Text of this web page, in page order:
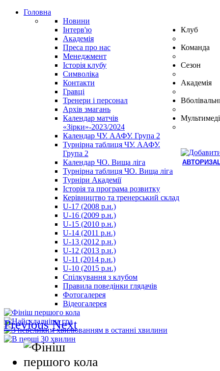
Головна
Новини
Інтерв'ю
Академія
Преса про нас
Клуб
Менеджмент
Історія клубу
Символіка
Контакти
Команда
Гравці
Тренери і персонал
Архів змагань
Сезон
Календар матчів
«Зірки»-2023/2024
Календар ЧУ. ААФУ. Група 2
Турнірна таблиця ЧУ. ААФУ.
Група 2
Календар ЧО. Вища ліга
Турнірна таблиця ЧО. Вища ліга
Академія
Турніри Академії
Історія та програма розвитку
Керівництво та тренерський склад
U-17 (2008 р.н.)
U-16 (2009 р.н.)
U-15 (2010 р.н.)
U-14 (2011 р.н.)
U-13 (2012 р.н.)
U-12 (2013 р.н.)
U-11 (2014 р.н.)
U-10 (2015 р.н.)
Спілкування з клубом
Правила поведінки глядачів
Фотогалерея
Відеогалерея
Previous Next